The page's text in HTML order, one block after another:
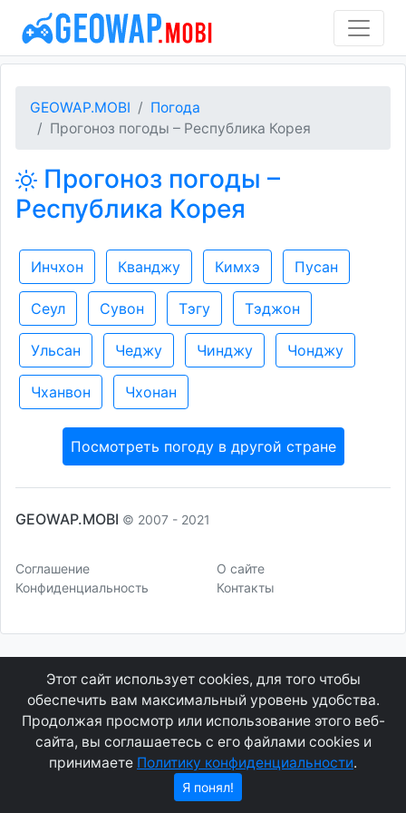
GEOWAP.MOBI
Погода
Прогоноз погоды – Республика Корея
Прогоноз погоды –
Республика Корея
Инчхон Кванджу Кимхэ Пусан
Сеул Сувон Тэгу Тэджон
Ульсан Чеджу Чинджу Чонджу
Чханвон Чхонан
Посмотреть погоду в другой стране
GEOWAP.MOBI © 2007 - 2021
Соглашение
Конфиденциальность
О сайте
Контакты
Этот сайт использует cookies, для того чтобы
обеспечить вам максимальный уровень удобства.
Продолжая просмотр или использование этого веб-
сайта, вы соглашаетесь с его файлами cookies и
принимаете Политику конфиденциальности.
Я понял!